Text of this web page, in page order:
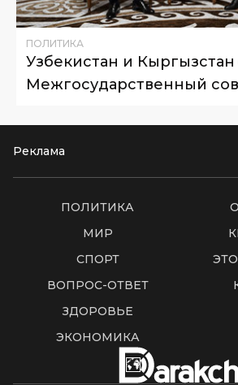
ПОЛИТИКА
Узбекистан и Кыргызстан
Межгосударственный
Реклама
ПОЛИТИКА
МИР
СПОРТ
ВОПРОС-ОТВЕТ
ЗДОРОВЬЕ
ЭКОНОМИКА